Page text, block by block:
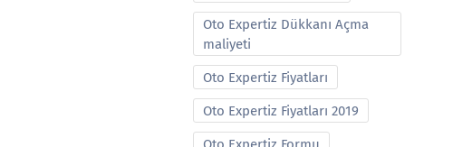
Oto Expertiz Dükkanı Açma
maliyeti
Oto Expertiz Fiyatları
Oto Expertiz Fiyatları 2019